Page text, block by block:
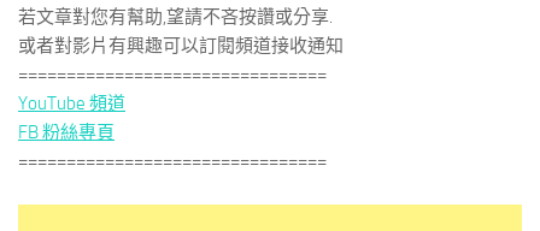
若文章對您有幫助,望請不吝按讚或分享.
或者對影片有興趣可以訂閱頻道接收通知
================================
YouTube 頻道
FB 粉絲專頁
================================